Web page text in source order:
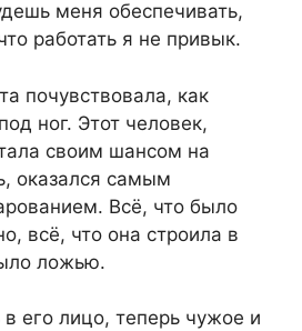
меня обеспечивать,
работать я не привык.
почувствовала, как
ног. Этот человек,
своим шансом на
оказался самым
Всё, что было
всё, что она строила в
ложью.
его лицо, теперь чужое и